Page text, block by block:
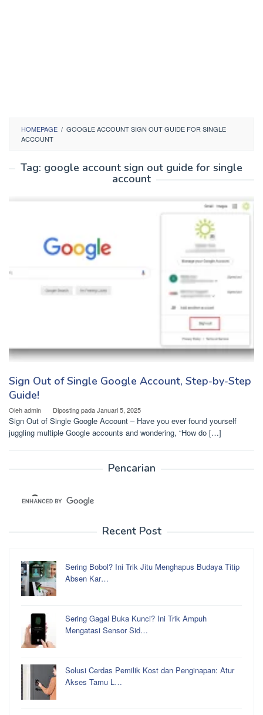
HOMEPAGE / GOOGLE ACCOUNT SIGN OUT GUIDE FOR SINGLE
ACCOUNT
Tag: google account sign out guide for single
account
Sign Out of Single Google Account, Step-by-Step
Guide!
Olehadmin Diposting padaJanuari 5, 2025
Sign Out of Single Google Account – Have you ever found yourself
juggling multiple Google accounts and wondering, “How do […]
Pencarian
Recent Post
Sering Bobol? Ini Trik Jitu Menghapus Budaya Titip
Absen Kar…
Sering Gagal Buka Kunci? Ini Trik Ampuh
Mengatasi Sensor Sid…
Solusi Cerdas Pemilik Kost dan Penginapan: Atur
Akses Tamu L…